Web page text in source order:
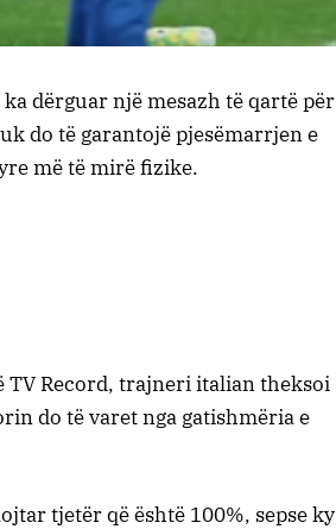
dërguar një mesazh të qartë për
do të garantojë pjesëmarrjen e
më të mirë fizike.
TV Record, trajneri italian theksoi
do të varet nga gatishmëria e
tjetër që është 100%, sepse ky